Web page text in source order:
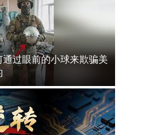
过眼前的小球来欺骗美